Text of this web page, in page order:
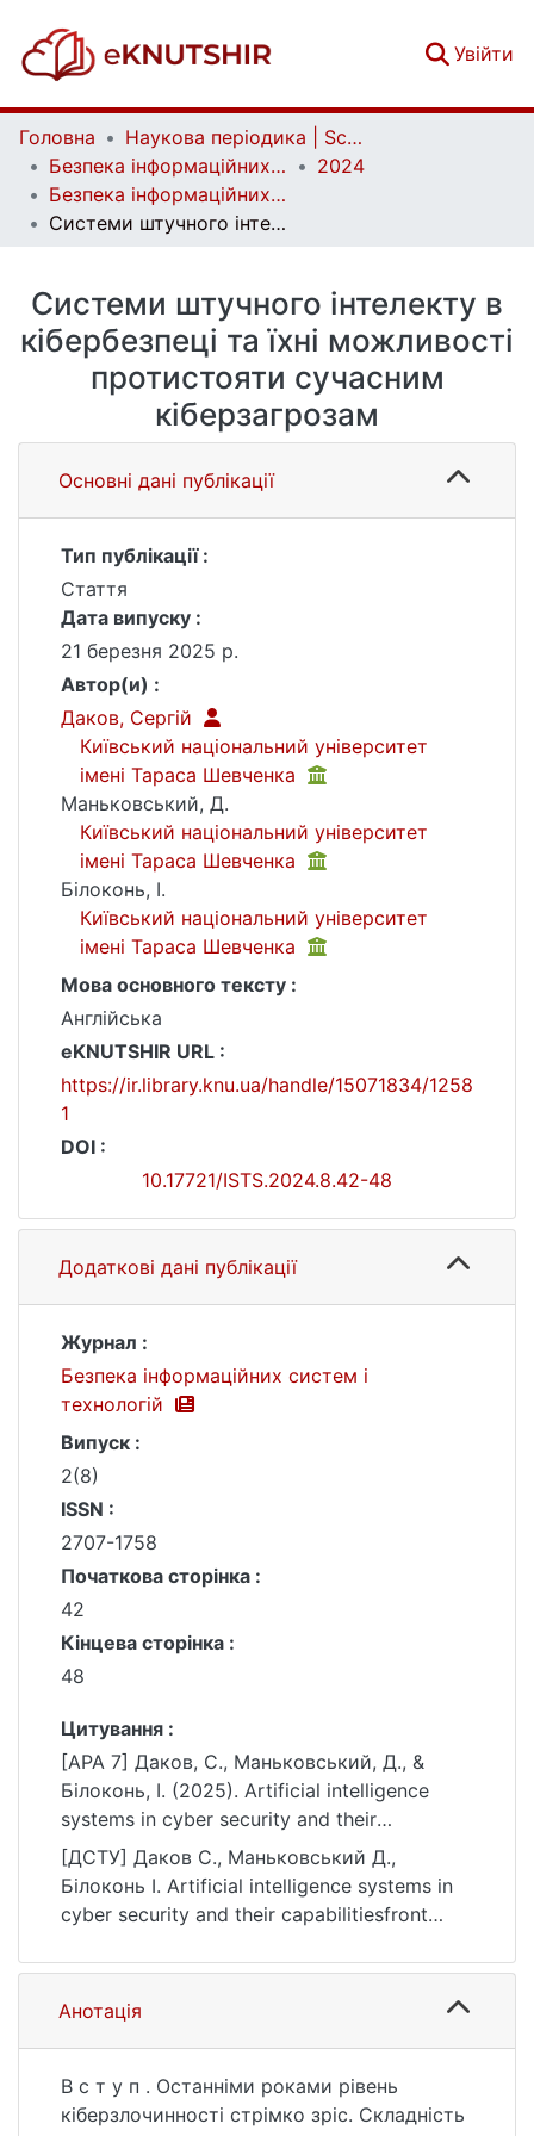
Увійти
Головна
Наукова періодика | Scientific periodicals
Безпека інформаційних систем і технологій | Information Systems and Technologies Security
2024
Безпека інформаційних систем і технологій. № 2(8)
Системи штучного інтелекту в кібербезпеці та їхні можливості протистояти сучасним кіберзагрозам
Системи штучного інтелекту в
кібербезпеці та їхні можливості
протистояти сучасним
кіберзагрозам
Основні дані публікації
Тип публікації :
Стаття
Дата випуску :
21 березня 2025 р.
Автор(и) :
Даков, Сергій
Київський національний університет
імені Тараса Шевченка
Маньковський, Д.
Київський національний університет
імені Тараса Шевченка
Білоконь, І.
Київський національний університет
імені Тараса Шевченка
Мова основного тексту :
Англійська
eKNUTSHIR URL :
https://ir.library.knu.ua/handle/15071834/1258
1
DOI :
10.17721/ISTS.2024.8.42-48
Додаткові дані публікації
Журнал :
Безпека інформаційних систем і
технологій
Випуск :
2(8)
ISSN :
2707-1758
Початкова сторінка :
42
Кінцева сторінка :
48
Цитування :
[APA 7] Даков, С., Маньковський, Д., &
Білоконь, І. (2025). Artificial intelligence
systems in cyber security and their
capabilitiesfront modern cyber threats.
Безпека інформаційних систем і
технологій, (2(8)), 42–48.
https://doi.org/10.17721/ISTS.2024.8.42-48
[ДСТУ] Даков С., Маньковський Д.,
Білоконь І. Artificial intelligence systems in
cyber security and their capabilitiesfront
інформаційних систем і технологій. 2025.
no. 2(8). P. 42—48. DOI:
10.17721/ISTS.2024.8.42-48 (date of access:
Анотація
В с т у п . Останніми роками рівень
кіберзлочинності стрімко зріс. Складність